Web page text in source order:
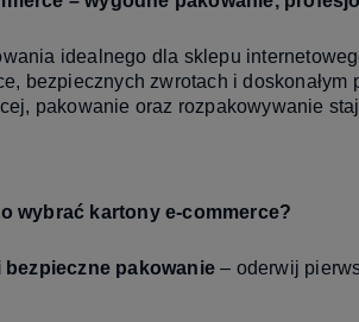
idealnego dla sklepu
bezpiecznych zwrotach i
pakowanie oraz rozpakowywanie
wybrać kartony e-commerce?
bezpieczne pakowanie – oderwij